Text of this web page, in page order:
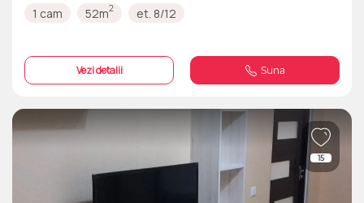
1 cam
52m2 et. 8/12
Vezi detalii Suna
15